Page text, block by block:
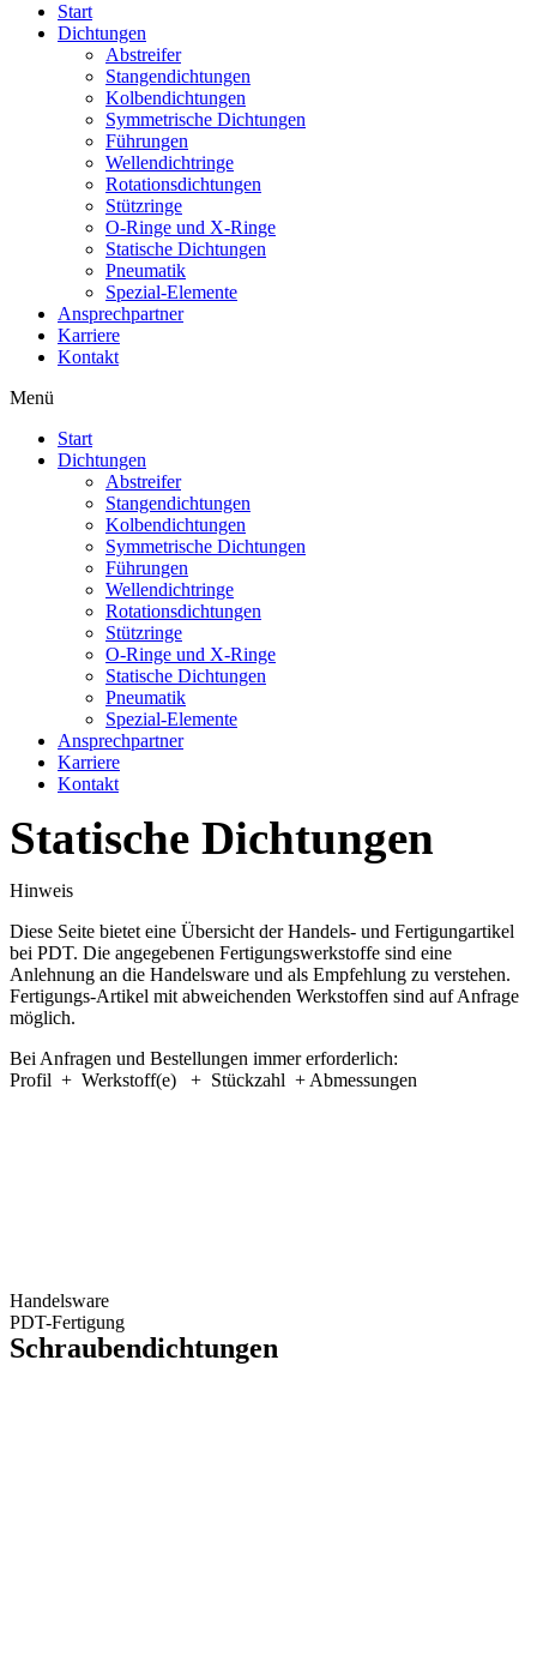
Start
Dichtungen
Abstreifer
Stangendichtungen
Kolbendichtungen
Symmetrische Dichtungen
Führungen
Wellendichtringe
Rotationsdichtungen
Stützringe
O-Ringe und X-Ringe
Statische Dichtungen
Pneumatik
Spezial-Elemente
Ansprechpartner
Karriere
Kontakt
Menü
Start
Dichtungen
Abstreifer
Stangendichtungen
Kolbendichtungen
Symmetrische Dichtungen
Führungen
Wellendichtringe
Rotationsdichtungen
Stützringe
O-Ringe und X-Ringe
Statische Dichtungen
Pneumatik
Spezial-Elemente
Ansprechpartner
Karriere
Kontakt
Statische Dichtungen
Hinweis
Diese Seite bietet eine Übersicht der Handels- und Fertigungartikel
bei PDT. Die angegebenen Fertigungswerkstoffe sind eine
Anlehnung an die Handelsware und als Empfehlung zu verstehen.
Fertigungs-Artikel mit abweichenden Werkstoffen sind auf Anfrage
möglich.
Bei Anfragen und Bestellungen immer erforderlich:
Profil + Werkstoff(e) + Stückzahl + Abmessungen
Handelsware
PDT-Fertigung
Schraubendichtungen